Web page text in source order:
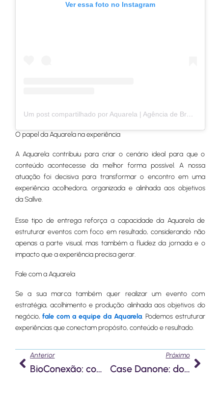
Ver essa foto no Instagram
Um post compartilhado por Aquarela | Agência de Brand Experience (@aquarela.agencia)
O papel da Aquarela na experiência
A Aquarela contribuiu para criar o cenário ideal para que o
conteúdo acontecesse da melhor forma possível. A nossa
atuação foi decisiva para transformar o encontro em uma
experiência acolhedora, organizada e alinhada aos objetivos
da Sallve.
Esse tipo de entrega reforça a capacidade da Aquarela de
estruturar eventos com foco em resultado, considerando não
apenas a parte visual, mas também a fluidez da jornada e o
impacto que a experiência precisa gerar.
Fale com a Aquarela
Se a sua marca também quer realizar um evento com
estratégia, acolhimento e produção alinhada aos objetivos do
negócio,fale com a equipe da Aquarela. Podemos estruturar
experiências que conectam propósito, conteúdo e resultado.
Anterior
Anterior
BioConexão: como funcionam as viagens de incentivo sustentáveis da Biosfera Copastur
Próximo
Case Danone: dois momentos marcantes de celebração e estratégia produzidos pela Aquarela